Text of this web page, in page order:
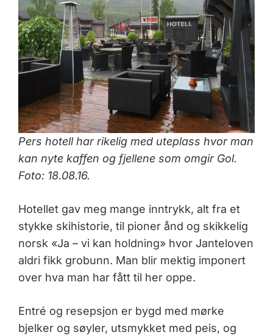
Pers hotell har rikelig med uteplass hvor man
kan nyte kaffen og fjellene som omgir Gol.
Foto: 18.08.16.
Hotellet gav meg mange inntrykk, alt fra et
stykke skihistorie, til pioner ånd og skikkelig
norsk «Ja – vi kan holdning» hvor Janteloven
aldri fikk grobunn. Man blir mektig imponert
over hva man har fått til her oppe.
Entré og resepsjon er bygd med mørke
bjelker og søyler, utsmykket med peis, og